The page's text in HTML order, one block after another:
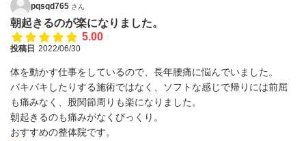
pqsqd765 さん
朝起きるのが楽になりました。
5.00
投稿日 2022/06/30
体を動かす仕事をしているので、長年腰痛に悩んでいました。
バキバキしたりする施術ではなく、ソフトな感じで帰りには前屈
も痛みなく、股関節周りも楽になりました。
朝起きるのも痛みがなくびっくり。
おすすめの整体院です。